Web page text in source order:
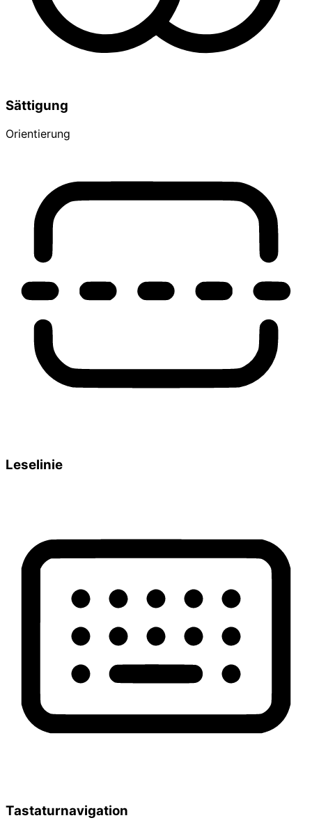
Sättigung
Orientierung
Leselinie
Tastaturnavigation